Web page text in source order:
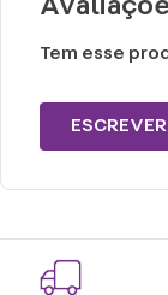
Tem esse